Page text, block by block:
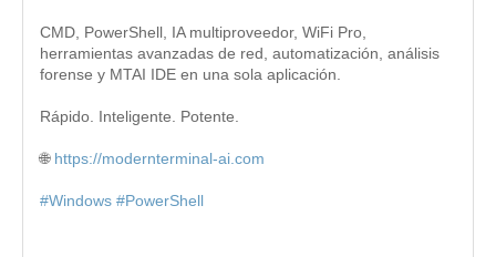
CMD, PowerShell, IA multiproveedor, WiFi Pro,
herramientas avanzadas de red, automatización, análisis
forense y MTAI IDE en una sola aplicación.
Rápido. Inteligente. Potente.
🌐 https://modernterminal-ai.com
#Windows #PowerShell